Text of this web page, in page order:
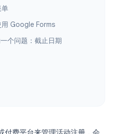
单
Google Forms
个问题：截止日期